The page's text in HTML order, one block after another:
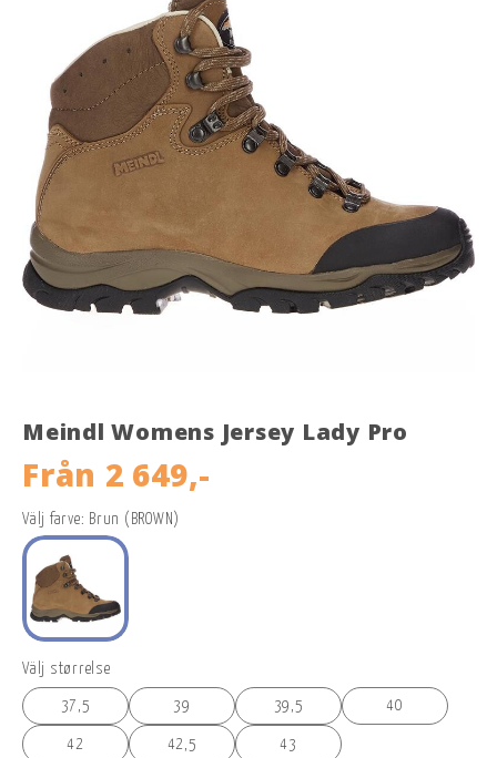
Meindl Womens Jersey Lady Pro
Från 2 649,-
Välj farve: Brun (BROWN)
Välj størrelse
37,5 39 39,5 40
42 42,5 43